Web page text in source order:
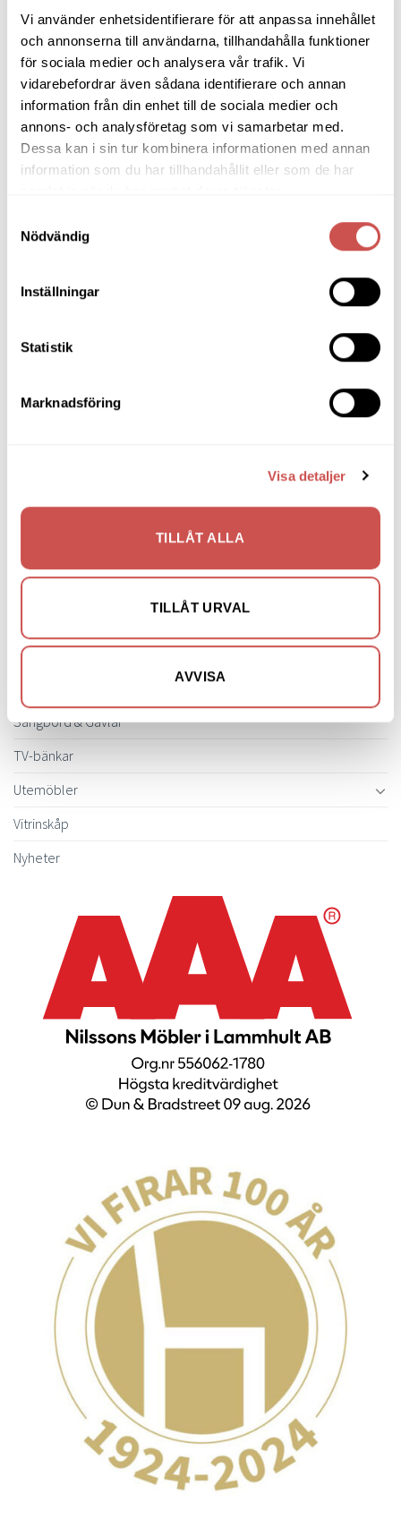
Vi använder enhetsidentifierare för att anpassa innehållet
och annonserna till användarna, tillhandahålla funktioner
för sociala medier och analysera vår trafik. Vi
vidarebefordrar även sådana identifierare och annan
information från din enhet till de sociala medier och
annons- och analysföretag som vi samarbetar med.
Dessa kan i sin tur kombinera informationen med annan
information som du har tillhandahållit eller som de har
Nödvändig
Inställningar
Statistik
Marknadsföring
Visa detaljer
TILLÅT ALLA
TILLÅT URVAL
AVVISA
Fårskinnsfåtöljer
Liggfåtöljer
Loungefåtöljer
Reclinerfåtöljer
Skinnfåtöljer
Snurrfåtöljer
Tygfåtöljer
Inredning
Matgrupper
Soffbord
Skrivbord
Stolar
Sängbord & Gavlar
TV-bänkar
Utemöbler
Vitrinskåp
Nyheter